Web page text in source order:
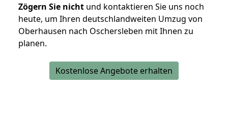
Zögern Sie nicht und kontaktieren Sie uns noch
heute, um Ihren deutschlandweiten Umzug von
Oberhausen nach Oschersleben mit Ihnen zu
planen.
Kostenlose Angebote erhalten